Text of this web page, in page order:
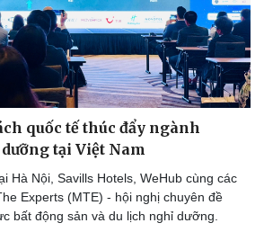
quốc tế thúc đẩy ngành
tại Việt Nam
Hà Nội, Savills Hotels, WeHub cùng các
Experts (MTE) - hội nghị chuyên đề
bất động sản và du lịch nghỉ dưỡng.